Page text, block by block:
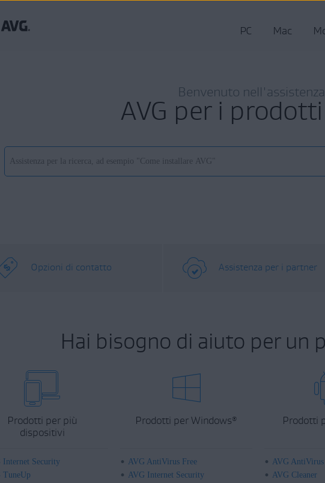
PC Mac
Benvenuto
AVG per i
Opzioni di contatto Assistenza per i partner
Hai bisogno di aiuto per un
Prodotti per più
dispositivi
Internet Security
TuneUp
Prodotti per Windows®
AVG AntiVirus Free
AVG Internet Security
Prodotti
AVG AntiVirus
AVG Cleaner